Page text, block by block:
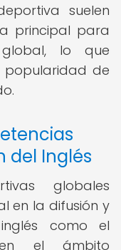
suelen
principal para
lo que
popularidad de
del Inglés
globales
en la difusión y
como el
en el ámbito